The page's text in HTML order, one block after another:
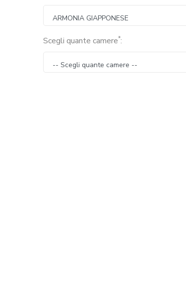
ARMONIA GIAPPONESE
Scegli quante camere*:
-- Scegli quante camere --